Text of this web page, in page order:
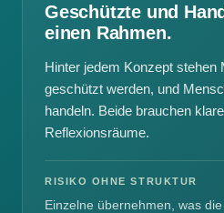
Geschützte und
einen Rahmen.
Hinter jedem Konzept stehen
geschützt werden, und
handeln. Beide brauchen
Reflexionsräume.
RISIKO OHNE STRUKTUR
Einzelne übernehmen, was